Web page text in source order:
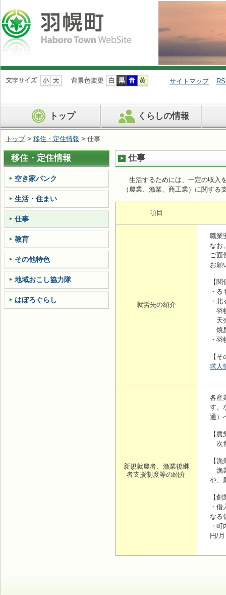
ナ
ビ
ン
を
ば
す
サイトマップ
トップ くらしの情報
トップ> 移住・定住情報 > 仕事
仕事
生活するためには、一定の収入
（農業、漁業、商工業）に関する
項目
就労先の紹介
職業
なお
ご面
お願
【
・
・
羽
天
焼
・
【
求人
新規就農者、漁業後継
者支援制度等の紹介
各産
す。
通）
【
次
【
漁
や、
【
・
なる
・
円/
移住・定住情報
空き家バンク
生活・住まい
仕事
教育
その他特色
地域おこし協力隊
はぼろぐらし